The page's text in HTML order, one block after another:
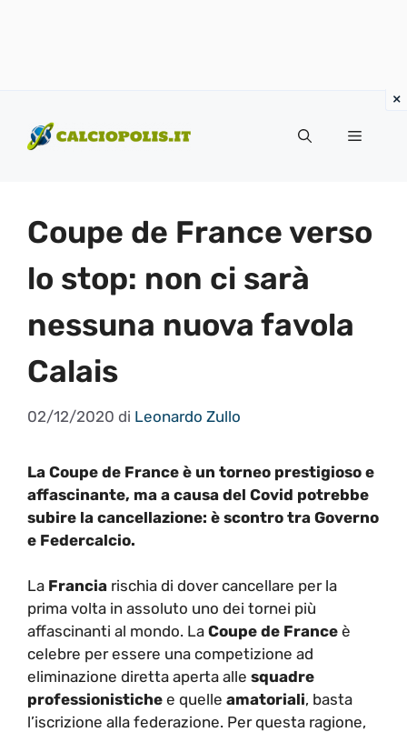
contenuto
Menu
Coupe de France verso
lo stop: non ci sarà
nessuna nuova favola
Calais
02/12/2020 di Leonardo Zullo
La Coupe de France è un torneo prestigioso e
affascinante, ma a causa del Covid potrebbe
subire la cancellazione: è scontro tra Governo
e Federcalcio.
La Francia rischia di dover cancellare per la
prima volta in assoluto uno dei tornei più
affascinanti al mondo. La Coupe de France è
celebre per essere una competizione ad
eliminazione diretta aperta alle squadre
professionistiche e quelle amatoriali, basta
l’iscrizione alla federazione. Per questa ragione,